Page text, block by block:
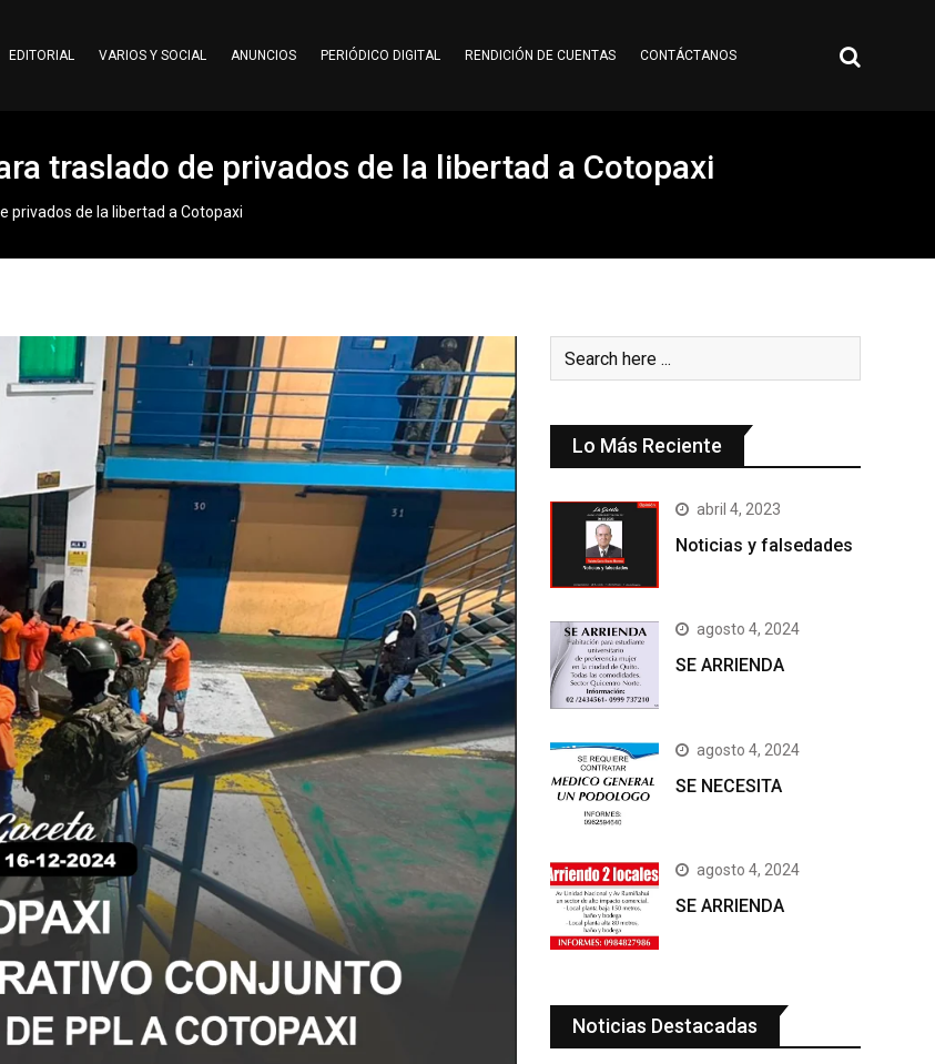
EDITORIAL VARIOS Y SOCIAL ANUNCIOS PERIÓDICO DIGITAL RENDICIÓN DE CUENTAS CONTÁCTANOS
traslado de privados de la libertad a Cotopaxi
privados de la libertad a Cotopaxi
Lo Más Reciente
abril 4, 2023
Noticias y falsedades
agosto 4, 2024
SE ARRIENDA
agosto 4, 2024
SE NECESITA
agosto 4, 2024
SE ARRIENDA
Noticias Destacadas